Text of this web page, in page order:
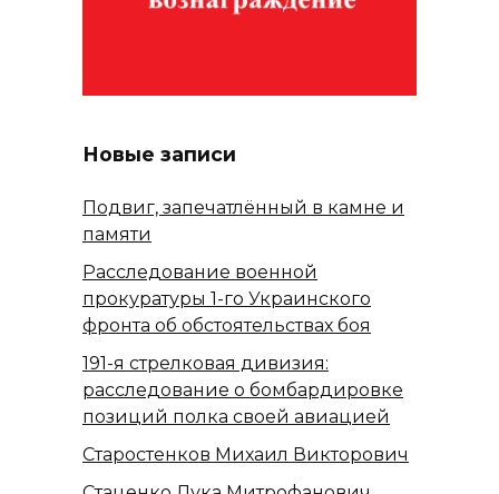
Новые записи
Подвиг, запечатлённый в камне и
памяти
Расследование военной
прокуратуры 1-го Украинского
фронта об обстоятельствах боя
191-я стрелковая дивизия:
расследование о бомбардировке
позиций полка своей авиацией
Старостенков Михаил Викторович